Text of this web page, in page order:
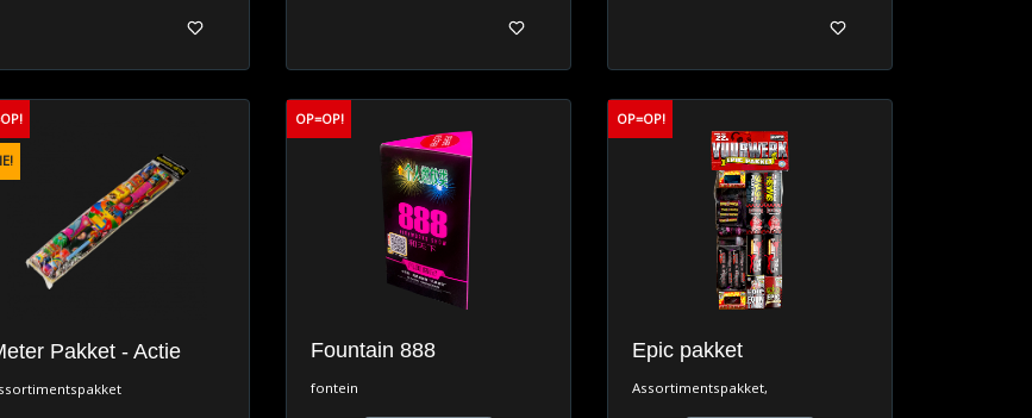
Pakket - Actie
OP=OP!
Fountain 888
fontein
OP=OP!
Epic pakket
Assortimentspakket,